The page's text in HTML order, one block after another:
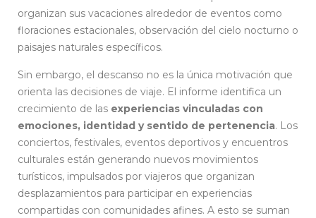
organizan sus vacaciones alrededor de eventos como
floraciones estacionales, observación del cielo nocturno o
paisajes naturales específicos.
Sin embargo, el descanso no es la única motivación que
orienta las decisiones de viaje. El informe identifica un
crecimiento de las experiencias vinculadas con
emociones, identidad y sentido de pertenencia. Los
conciertos, festivales, eventos deportivos y encuentros
culturales están generando nuevos movimientos
turísticos, impulsados por viajeros que organizan
desplazamientos para participar en experiencias
compartidas con comunidades afines. A esto se suman